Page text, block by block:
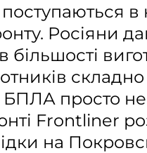
в
Росіяни
більшості
БПЛА просто
Frontliner
на